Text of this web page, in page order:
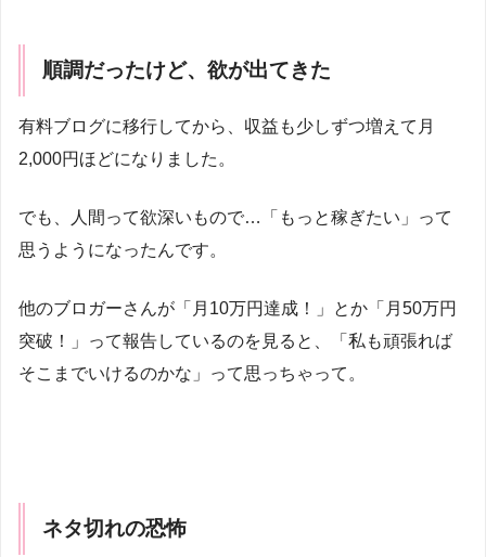
順調だったけど、欲が出てきた
有料ブログに移行してから、収益も少しずつ増えて月
2,000円ほどになりました。
でも、人間って欲深いもので…「もっと稼ぎたい」って
思うようになったんです。
他のブロガーさんが「月10万円達成！」とか「月50万円
突破！」って報告しているのを見ると、「私も頑張れば
そこまでいけるのかな」って思っちゃって。
ネタ切れの恐怖